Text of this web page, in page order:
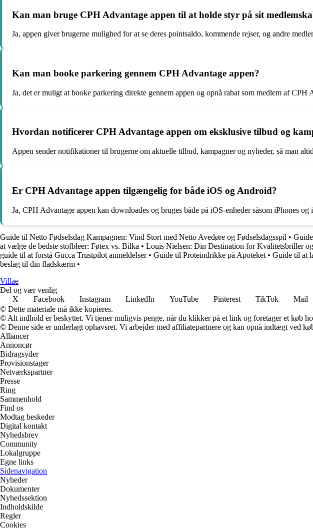
Kan man bruge CPH Advantage appen til at holde styr på sit
Ja, appen giver brugerne mulighed for at se deres pointsaldo, kommende rejser, og andre
Kan man booke parkering gennem CPH Advantage appen?
Ja, det er muligt at booke parkering direkte gennem appen og opnå rabat som medlem af CPH
Hvordan notificerer CPH Advantage appen om eksklusive tilbud og
Appen sender notifikationer til brugerne om aktuelle tilbud, kampagner og nyheder, så man
Er CPH Advantage appen tilgængelig for både iOS og Android?
Ja, CPH Advantage appen kan downloades og bruges både på iOS-enheder såsom iPhones og
Guide til Netto Fødselsdag Kampagnen: Vind Stort med Netto Avedøre og Fødselsdagsspil •
at vælge de bedste stofbleer: Føtex vs. Bilka • Louis Nielsen: Din Destination for Kvalitetsbriller
guide til at forstå Gucca Trustpilot anmeldelser• Guide til Proteindrikke på Apoteket • Guide til at
beslag til din fladskærm •
Villae
Del og vær venlig
X
Facebook Instagram LinkedIn YouTube Pinterest TikTok Mail
© Dette materiale må ikke kopieres.
© Alt indhold er beskyttet. Vi tjener muligvis penge, når du klikker på et link og foretager et køb
© Denne side er underlagt ophavsret. Vi arbejder med affiliatepartnere og kan opnå indtægt ved
Alliancer
Annoncør
Bidragsyder
Provisionstager
Netværkspartner
Presse
Ring
Sammenhold
Find os
Modtag beskeder
Digital kontakt
Nyhedsbrev
Community
Lokalgruppe
Egne links
Sidenavigation
Nyheder
Dokumenter
Nyhedssektion
Indholdskilde
Regler
Cookies